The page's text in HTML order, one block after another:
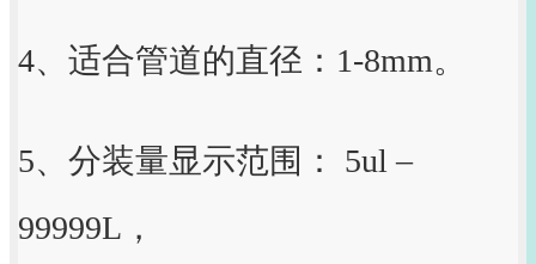
4、适合管道的直径：1-8mm。
5、分装量显示范围： 5ul –
99999L，